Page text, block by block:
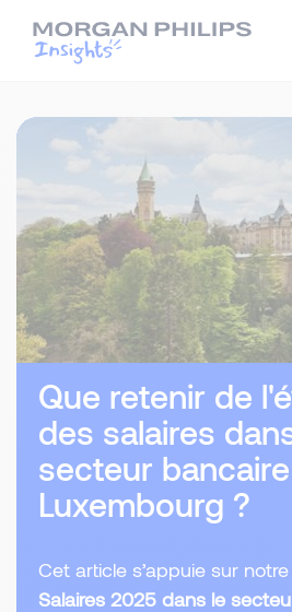
Que retenir de
des salaires
secteur
Luxembourg ?
Cet article s’appuie sur notre
Salaires 2025 dans le